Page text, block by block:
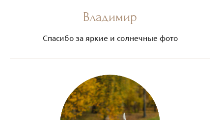
Владимир
Спасибо за яркие и солнечные фото